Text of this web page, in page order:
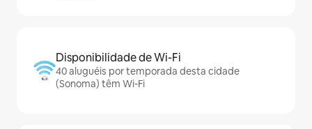
Disponibilidade de Wi-Fi
40 aluguéis por temporada desta cidade
(Sonoma) têm Wi-Fi